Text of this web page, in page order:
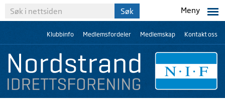
Meny
Klubbinfo Medlemsfordeler Medlemskap Kontakt oss